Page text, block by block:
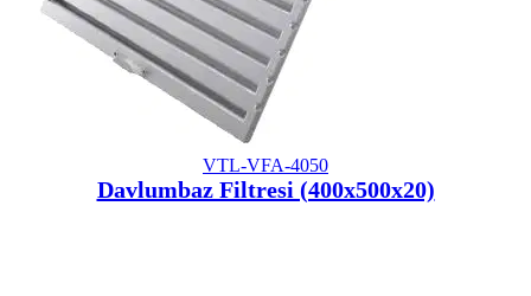
VTL-VFA-4050
Davlumbaz Filtresi (400x500x20)